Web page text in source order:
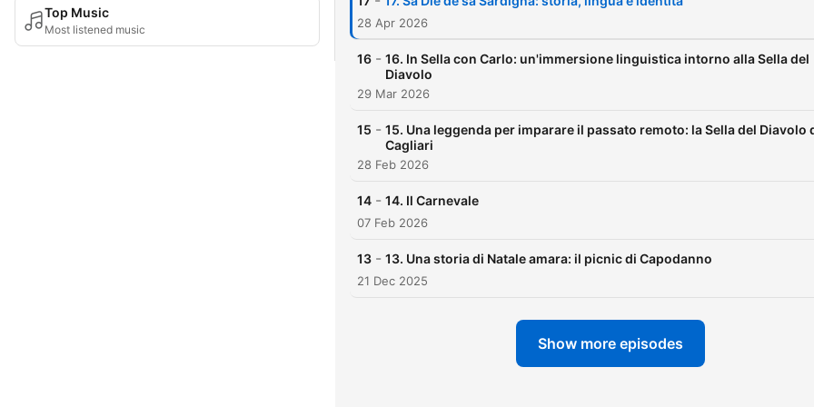
Top Music
Most listened music 28 Apr 2026
16 - 16. In Sella con Carlo: un'immersione linguistica intorno alla Sella del
Diavolo
29 Mar 2026
15 - 15. Una leggenda per imparare il passato remoto: la Sella del Diavolo
Cagliari
28 Feb 2026
14 - 14. Il Carnevale
07 Feb 2026
13 - 13. Una storia di Natale amara: il picnic di Capodanno
21 Dec 2025
Show more episodes